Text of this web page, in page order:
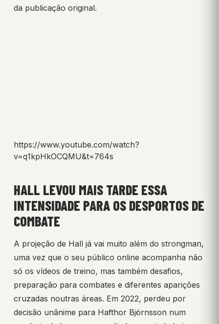
da publicação original.
https://www.youtube.com/watch?
v=q1kpHkOCQMU&t=764s
HALL LEVOU MAIS TARDE ESSA
INTENSIDADE PARA OS DESPORTOS DE
COMBATE
A projeção de Hall já vai muito além do strongman,
uma vez que o seu público online acompanha não
só os vídeos de treino, mas também desafios,
preparação para combates e diferentes aparições
cruzadas noutras áreas. Em 2022, perdeu por
decisão unânime para Hafthor Björnsson num